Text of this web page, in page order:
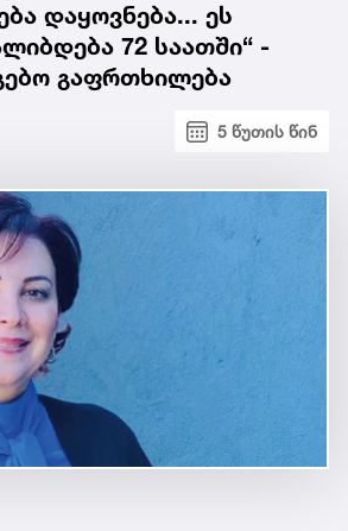
დაყოვნება... ეს
72 საათში“ -
გაფრთხილება
5 წუთის წინ